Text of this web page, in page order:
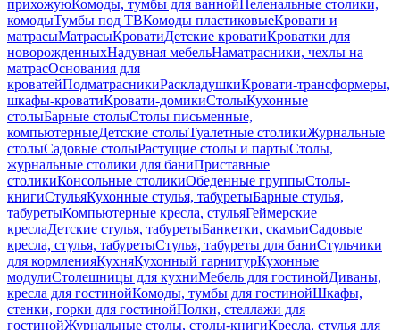
прихожуюКомоды, тумбы для ваннойПеленальные столики,
комодыТумбы под ТВКомоды пластиковыеКровати и
матрасыМатрасыКроватиДетские кроватиКроватки для
новорожденныхНадувная мебельНаматрасники, чехлы на
матрасОснования для
кроватейПодматрасникиРаскладушкиКровати-трансформеры,
шкафы-кроватиКровати-домикиСтолыКухонные
столыБарные столыСтолы письменные,
компьютерныеДетские столыТуалетные столикиЖурнальные
столыСадовые столыРастущие столы и партыСтолы,
журнальные столики для баниПриставные
столикиКонсольные столикиОбеденные группыСтолы-
книгиСтульяКухонные стулья, табуретыБарные стулья,
табуретыКомпьютерные кресла, стульяГеймерские
креслаДетские стулья, табуретыБанкетки, скамьиСадовые
кресла, стулья, табуретыСтулья, табуреты для баниСтульчики
для кормленияКухняКухонный гарнитурКухонные
модулиСтолешницы для кухниМебель для гостинойДиваны,
кресла для гостинойКомоды, тумбы для гостинойШкафы,
стенки, горки для гостинойПолки, стеллажи для
гостинойЖурнальные столы, столы-книгиКресла, стулья для